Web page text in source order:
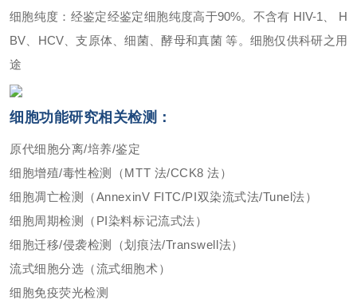
细胞纯度：经鉴定经鉴定细胞纯度高于90%。不含有 HIV-1、 H
BV、HCV、支原体、细菌、酵母和真菌 等。细胞仅供科研之用
途
细胞功能研究相关检测：
原代细胞分离/培养/鉴定
细胞增殖/毒性检测（MTT 法/CCK8 法）
细胞凋亡检测（AnnexinV FITC/PI双染流式法/Tunel法）
细胞周期检测（PI染料标记流式法）
细胞迁移/侵袭检测（划痕法/Transwell法）
流式细胞分选（流式细胞术）
细胞免疫荧光检测